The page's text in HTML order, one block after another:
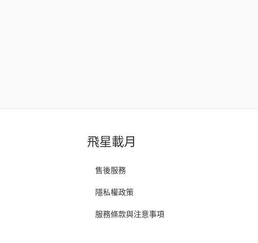
飛星載月
售後服務
隱私權政策
服務條款與注意事項